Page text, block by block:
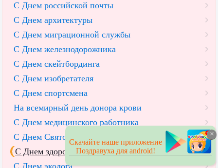
С Днем российской почты
С Днем архитектуры
С Днем миграционной службы
С Днем железнодорожника
С Днем скейтбординга
С Днем изобретателя
С Днем спортсмена
На всемирный день донора крови
С Днем медицинского работника
С Днем Святой Троицы
С Днем здорового питания
×
Скачайте наше приложение
Поздравуха для android!